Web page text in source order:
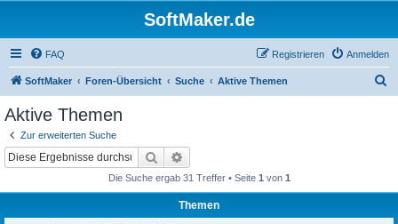
SoftMaker.de
FAQ Anmelden
Registrieren
SoftMaker Foren-Übersicht Suche Aktive Themen
Aktive Themen
Zur erweiterten Suche
Suche
Die Suche ergab 31 Treffer • Seite 1 von 1
Themen